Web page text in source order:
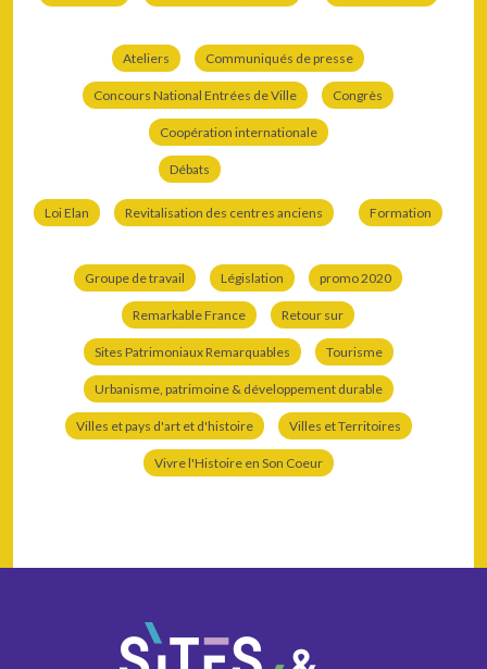
Ateliers Communiqués de presse
Concours National Entrées de Ville Congrès
Coopération internationale
Débats
Loi Elan Revitalisation des centres anciens Formation
Groupe de travail Législation promo 2020
Remarkable France Retour sur
Sites Patrimoniaux Remarquables Tourisme
Urbanisme, patrimoine & développement durable
Villes et pays d'art et d'histoire Villes et Territoires
Vivre l'Histoire en Son Coeur